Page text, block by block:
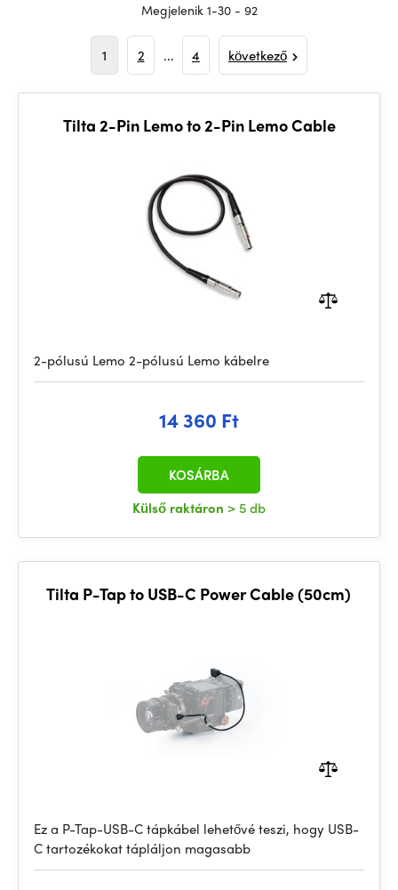
Megjelenik 1-30 - 92
1 2 ... 4 következő
Tilta 2-Pin Lemo to 2-Pin Lemo Cable
2-pólusú Lemo 2-pólusú Lemo kábelre
14 360 Ft
Külső raktáron > 5 db
KOSÁRBA
Tilta P-Tap to USB-C Power Cable (50cm)
Ez a P-Tap-USB-C tápkábel lehetővé teszi, hogy USB-
C tartozékokat tápláljon magasabb